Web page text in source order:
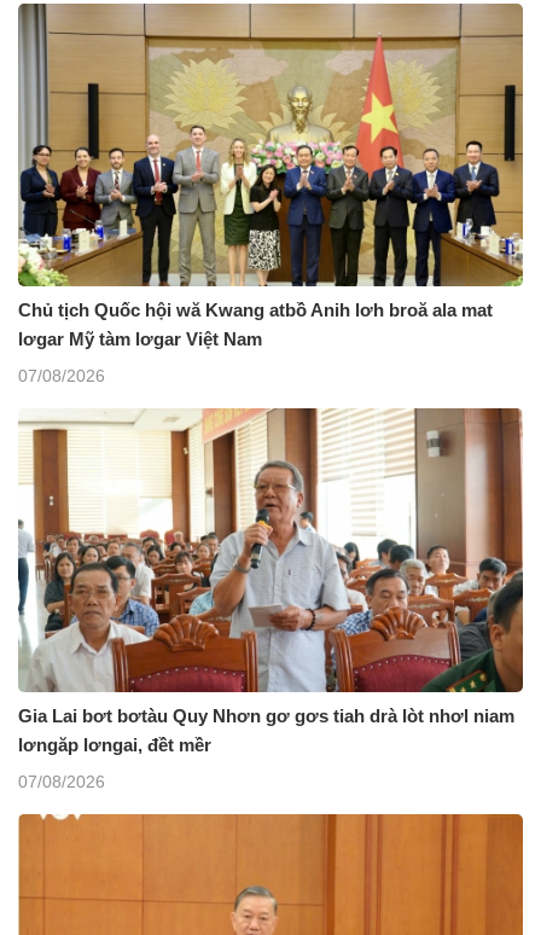
Chủ tịch Quốc hội wă Kwang atbồ Anih lơh broă ala mat
lơgar Mỹ tàm lơgar Việt Nam
07/08/2026
Gia Lai bơt bơtàu Quy Nhơn gơ gơs tiah drà lòt nhơl niam
lơngăp lơngai, đềt mềr
07/08/2026